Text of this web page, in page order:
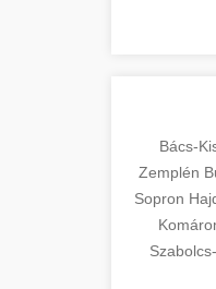
Bács-
Zemplén
Sopron